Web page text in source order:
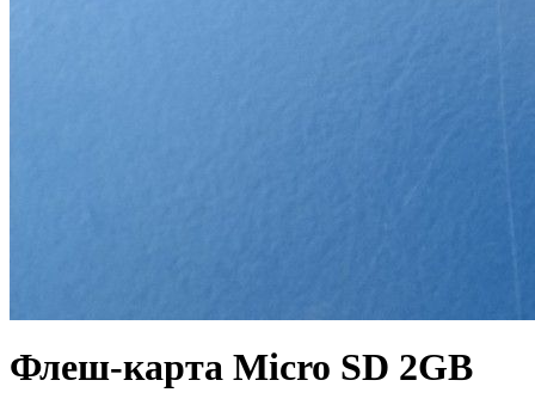
Флеш-карта Micro SD 2GB